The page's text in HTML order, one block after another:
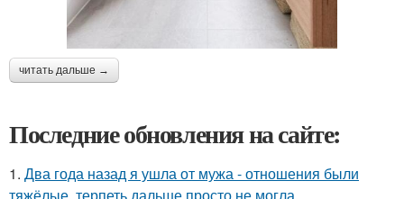
читать дальше →
Последние обновления на сайте:
1. Два года назад я ушла от мужа - отношения были